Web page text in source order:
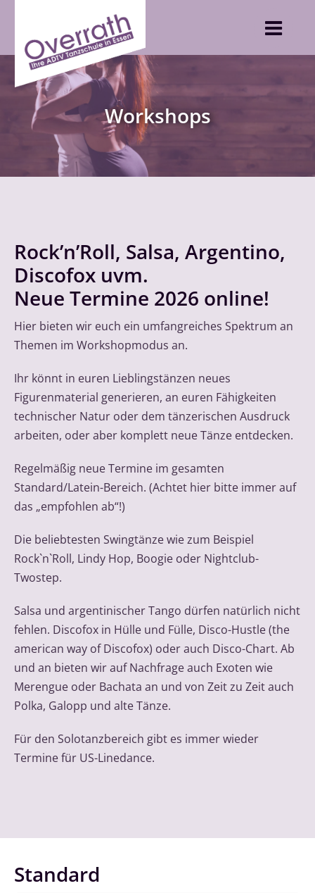
content
Workshops
Rock’n’Roll, Salsa, Argentino,
Discofox uvm.
Neue Termine 2026 online!
Hier bieten wir euch ein umfangreiches Spektrum an
Themen im Workshopmodus an.
Ihr könnt in euren Lieblingstänzen neues
Figurenmaterial generieren, an euren Fähigkeiten
technischer Natur oder dem tänzerischen Ausdruck
arbeiten, oder aber komplett neue Tänze entdecken.
Regelmäßig neue Termine im gesamten
Standard/Latein-Bereich. (Achtet hier bitte immer auf
das „empfohlen ab“!)
Die beliebtesten Swingtänze wie zum Beispiel
Rock`n`Roll, Lindy Hop, Boogie oder Nightclub-
Twostep.
Salsa und argentinischer Tango dürfen natürlich nicht
fehlen. Discofox in Hülle und Fülle, Disco-Hustle (the
american way of Discofox) oder auch Disco-Chart. Ab
und an bieten wir auf Nachfrage auch Exoten wie
Merengue oder Bachata an und von Zeit zu Zeit auch
Polka, Galopp und alte Tänze.
Für den Solotanzbereich gibt es immer wieder
Termine für US-Linedance.
Standard